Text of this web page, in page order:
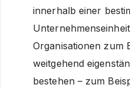
innerhalb einer
Organisationen zum
weitgehend
bestehen – zum